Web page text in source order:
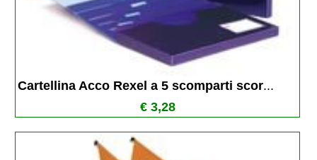
Cartellina Acco Rexel a 5 scomparti scor...
€ 3,28